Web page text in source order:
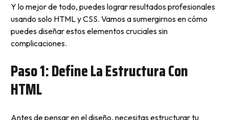
Y lo mejor de todo, puedes lograr resultados profesionales
usando solo HTML y CSS. Vamos a sumergirnos en cómo
puedes diseñar estos elementos cruciales sin
complicaciones.
Paso 1: Define La Estructura Con
HTML
Antes de pensar en el diseño, necesitas estructurar tu